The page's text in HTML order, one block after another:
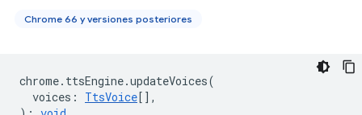
Chrome 66 y versiones posteriores
chrome. ttsEngine.updateVoices(
voices : TtsVoice[],